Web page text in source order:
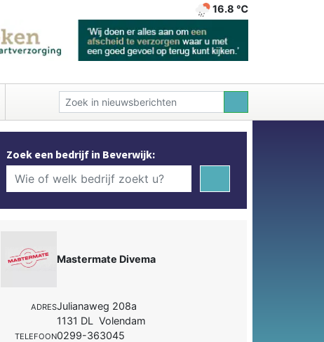
16.8 ℃
Zoek een bedrijf in Beverwijk:
Mastermate Divema
ADRESJulianaweg 208a
1131 DL Volendam
TELEFOON0299-363045